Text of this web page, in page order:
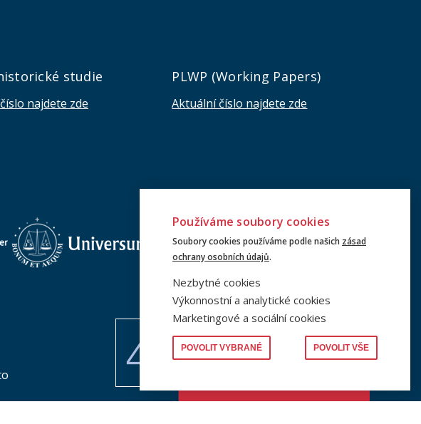
studie
najdete zde
PLWP (Working Papers)
Aktuální číslo najdete zde
Používáme soubory cookies
Soubory cookies používáme podle našich zásad
ochrany osobních údajů.
Nezbytné cookies
Výkonnostní a analytické cookies
Marketingové a sociální cookies
POVOLIT VYBRANÉ POVOLIT VŠE